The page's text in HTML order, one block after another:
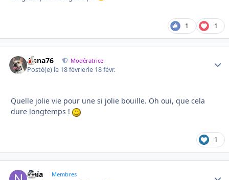
1 1
Anna76 Modératrice
Posté(e) le 18 févrierle 18 févr.
Quelle jolie vie pour une si jolie bouille. Oh oui, que cela
dure longtemps !
1
Naïa Membres